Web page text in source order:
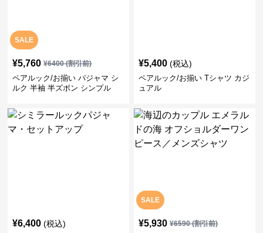
SALE
¥5,760 ¥6400(割引前)
ペアルック/お揃い パジャマ シ
ルク 半袖 半ズボン シンプル
¥5,400 (税込)
ペアルック/お揃い Tシャツ カジ
ュアル
¥6,400 (税込)
SALE
¥5,930 ¥6590(割引前)